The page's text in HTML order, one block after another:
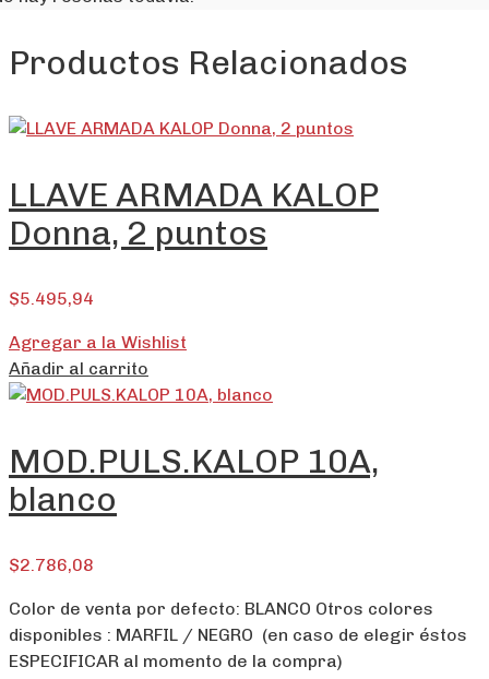
Productos Relacionados
LLAVE ARMADA KALOP
Donna, 2 puntos
$5.495,94
Agregar a la Wishlist
Añadir al carrito
MOD.PULS.KALOP 10A,
blanco
$2.786,08
Color de venta por defecto: BLANCO Otros colores
disponibles : MARFIL / NEGRO (en caso de elegir éstos
ESPECIFICAR al momento de la compra)